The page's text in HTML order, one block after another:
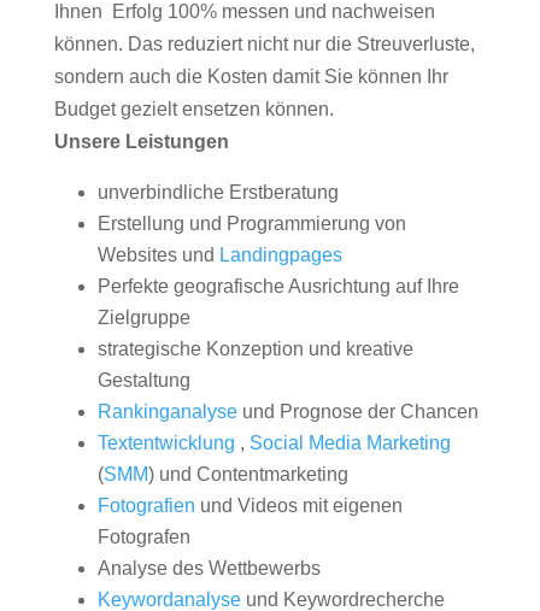
Ihnen Erfolg 100% messen und nachweisen
können. Das reduziert nicht nur die Streuverluste,
sondern auch die Kosten damit Sie können Ihr
Budget gezielt ensetzen können.
Unsere Leistungen
unverbindliche Erstberatung
Erstellung und Programmierung von
Websites und Landingpages
Perfekte geografische Ausrichtung auf Ihre
Zielgruppe
strategische Konzeption und kreative
Gestaltung
Rankinganalyseund Prognose der Chancen
Textentwicklung , Social Media Marketing
(SMM) und Contentmarketing
Fotografien und Videos mit eigenen
Fotografen
Analyse des Wettbewerbs
Keywordanalyseund Keywordrecherche